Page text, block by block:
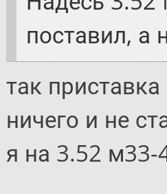
поставил,
так
ничего и не
я на 3.52 м33-